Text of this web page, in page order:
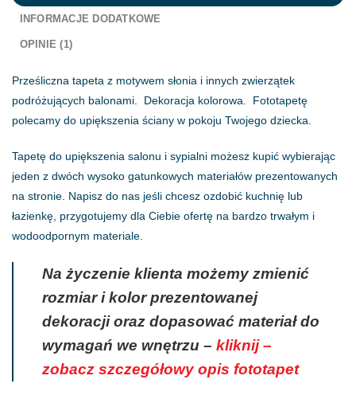
INFORMACJE DODATKOWE
OPINIE (1)
Prześliczna tapeta z motywem słonia i innych zwierzątek
podróżujących balonami. Dekoracja kolorowa. Fototapetę
polecamy do upiększenia ściany w pokoju Twojego dziecka.
Tapetę do upiększenia salonu i sypialni możesz kupić wybierając
jeden z dwóch wysoko gatunkowych materiałów prezentowanych
na stronie. Napisz do nas jeśli chcesz ozdobić kuchnię lub
łazienkę, przygotujemy dla Ciebie ofertę na bardzo trwałym i
wodoodpornym materiale.
Na życzenie klienta możemy zmienić
rozmiar i kolor prezentowanej
dekoracji oraz dopasować materiał do
wymagań we wnętrzu – kliknij –
zobacz szczegółowy opis fototapet